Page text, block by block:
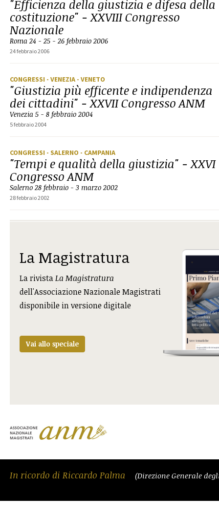
"Efficienza della giustizia e difesa della
costituzione" - XXVIII Congresso
Nazionale
Roma 24 - 25 - 26 febbraio 2006
24 febbraio 2006
CONGRESSI - VENEZIA - VENETO
"Giustizia più efficente e indipendenza
dei cittadini" - XXVII Congresso ANM
Venezia 5 - 8 febbraio 2004
5 febbraio 2004
CONGRESSI - SALERNO - CAMPANIA
"Tempi e qualità della giustizia" - XXVI
Congresso ANM
Salerno 28 febbraio - 3 marzo 2002
28 febbraio 2002
La Magistratura
La rivistaLa Magistratura
dell'Associazione Nazionale Magistrati
disponibile in versione digitale
Vai allo speciale
In ricordo di Riccardo Palma (Direzione Generale